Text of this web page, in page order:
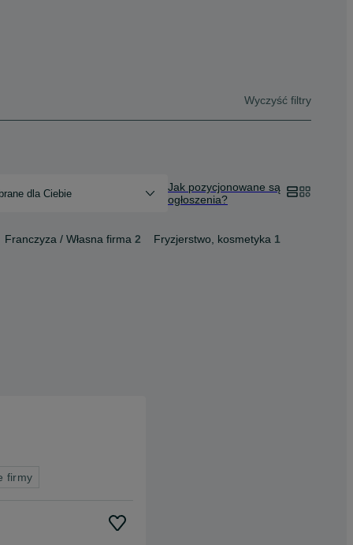
Wyczyść filtry
dla Ciebie
Jak pozycjonowane są
ogłoszenia?
Franczyza / Własna firma 2 Fryzjerstwo, kosmetyka 1
firmy